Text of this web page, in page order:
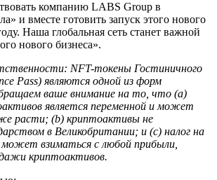
компанию LABS Group в
и вместе готовить запуск этого нового
Наша глобальная сеть станет важной
нового бизнеса».
NFT-токены Гостиничного
Pass) являются одной из форм
ваше внимание на то, что (a)
является переменной и может
расти; (b) криптоактивы не
в Великобритании; и (c) налог на
взиматься с любой прибыли,
криптоактивов.